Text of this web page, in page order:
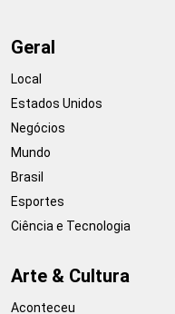
Geral
Local
Estados Unidos
Negócios
Mundo
Brasil
Esportes
Ciência e Tecnologia
Arte & Cultura
Aconteceu